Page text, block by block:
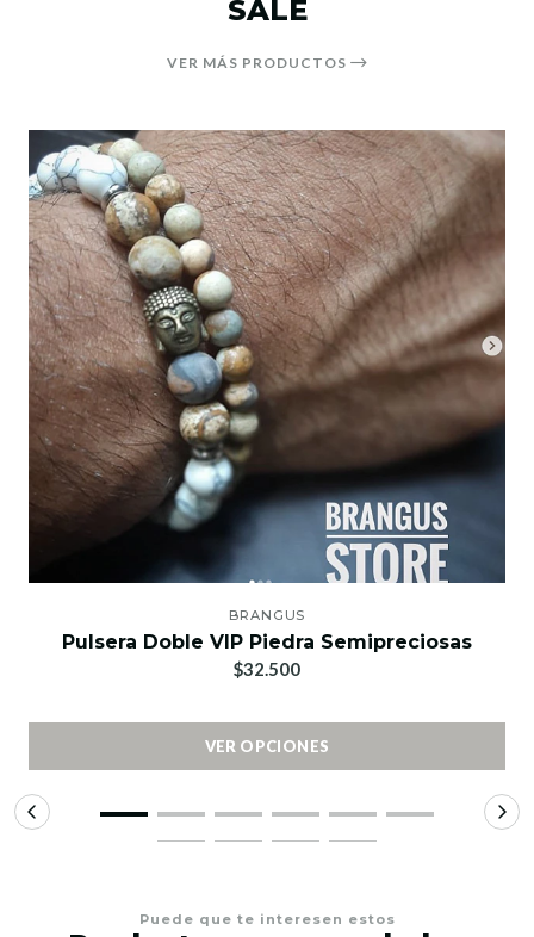
SALE
VER MÁS PRODUCTOS
BRANGUS
Pulsera Doble VIP Piedra Semipreciosas
$32.500
VER OPCIONES
Puede que te interesen estos